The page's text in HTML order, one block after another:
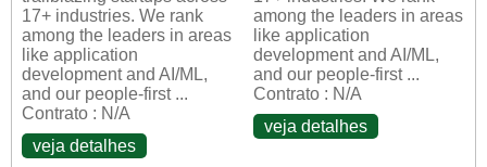
17+ industries. We rank
among the leaders in areas
like application
development and AI/ML,
and our people-first ...
Contrato : N/A
veja detalhes
among the leaders in areas
like application
development and AI/ML,
and our people-first ...
Contrato : N/A
veja detalhes